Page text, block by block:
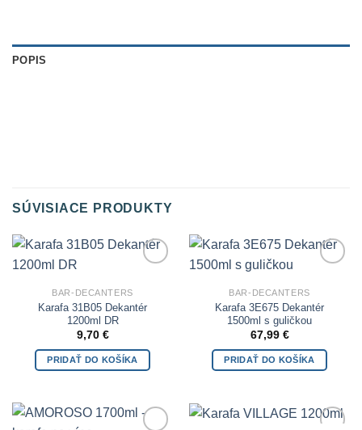
POPIS
SÚVISIACE PRODUKTY
BAR-DECANTERS
Karafa 31B05 Dekantér
1200ml DR
9,70 €
PRIDAŤ DO KOŠÍKA
BAR-DECANTERS
Karafa 3E675 Dekantér
1500ml s guličkou
67,99 €
PRIDAŤ DO KOŠÍKA